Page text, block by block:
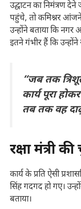
उद्घाटन का निमंत्रण
पहुंचे, तो कमिश्नर
उन्होंने बताया कि
इतने गंभीर हैं कि
“जब तक
कार्य पूरा
तब तक वह
रक्षा मंत्री
कार्य के प्रति ऐसी
सिंह गदगद हो गए।
बताया।